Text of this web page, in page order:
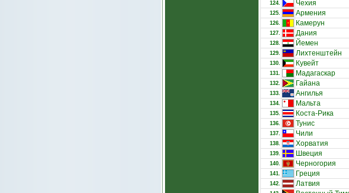
124. Чехия
125. Армения
126. Камерун
127. Дания
128. Йемен
129. Лихтенштейн
130. Кувейт
131. Мадагаскар
132. Гайана
133. Ангилья
134. Мальта
135. Коста-Рика
136. Тунис
137. Чили
138. Хорватия
139. Швеция
140. Черногория
141. Греция
142. Латвия